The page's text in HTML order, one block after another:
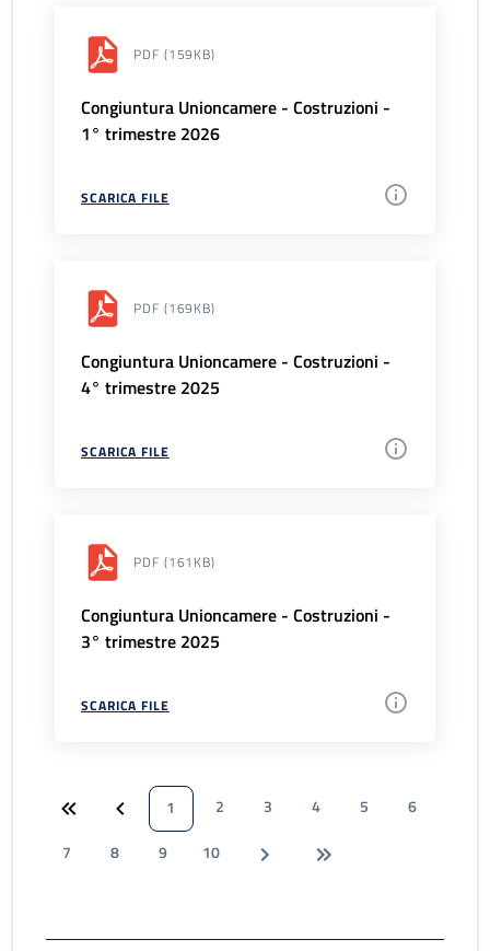
PDF (159KB)
Congiuntura Unioncamere - Costruzioni -
1° trimestre 2026
SCARICA FILE
PDF (169KB)
Congiuntura Unioncamere - Costruzioni -
4° trimestre 2025
SCARICA FILE
PDF (161KB)
Congiuntura Unioncamere - Costruzioni -
3° trimestre 2025
SCARICA FILE
1 2 3 4 5
6
7
8 9 10